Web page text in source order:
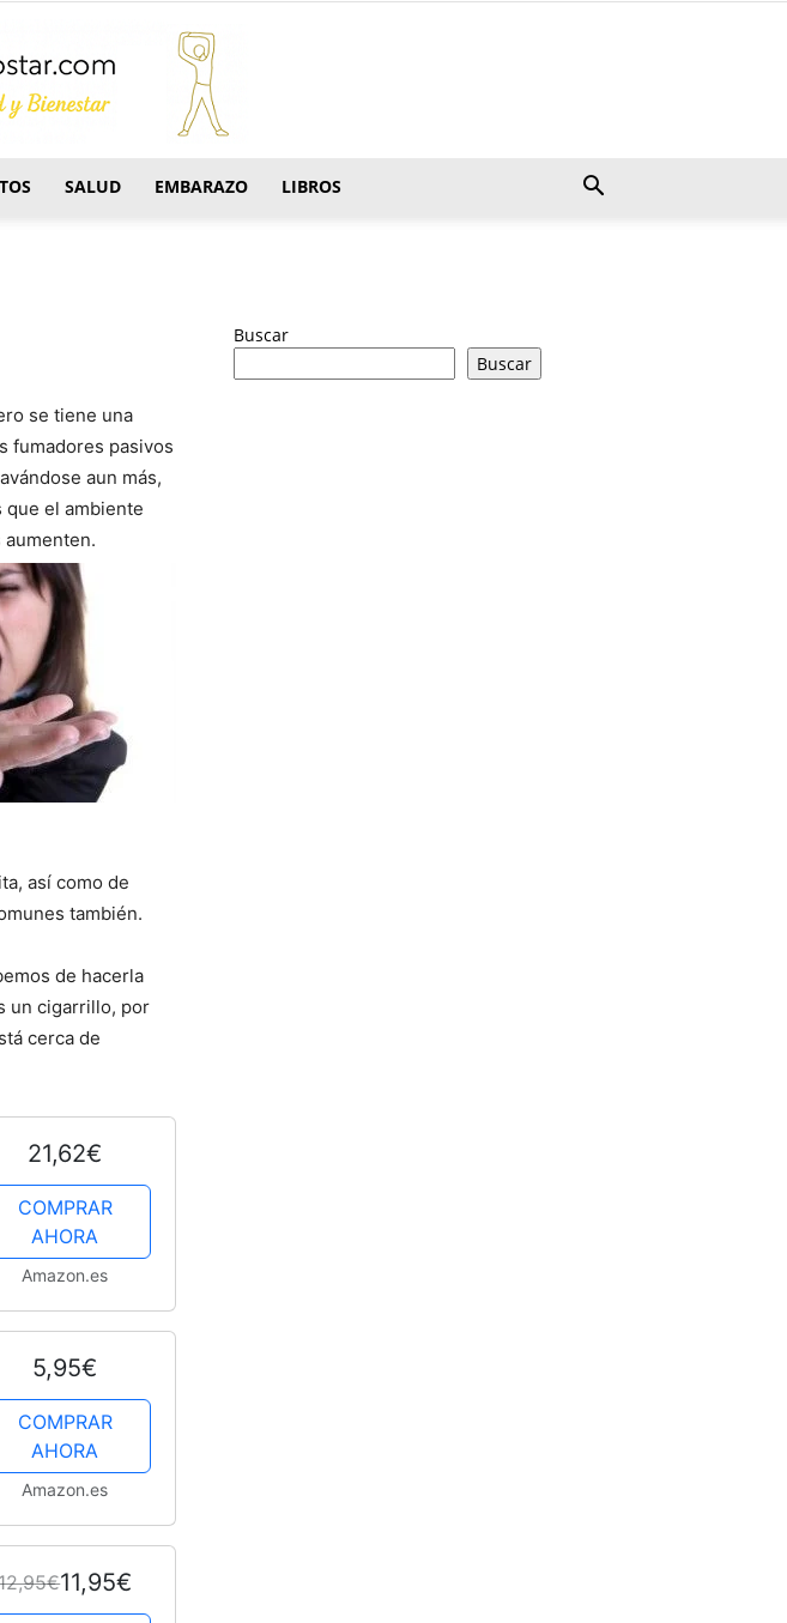
SALUD EMBARAZO LIBROS
se tiene una
fumadores pasivos
aun más,
que el ambiente
así­ como de
también.
de hacerla
un cigarrillo, por
cerca de
21,62€
COMPRAR
AHORA
Amazon.es
5,95€
COMPRAR
AHORA
Amazon.es
11,95€
Buscar
Buscar